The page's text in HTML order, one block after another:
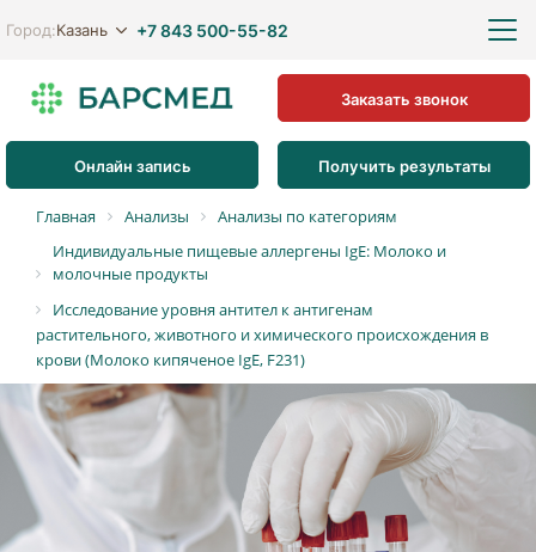
Город:Казань +7 843 500-55-82
Онлайн запись Получить результаты
Заказать звонок
Главная Анализы
Анализы по категориям
Индивидуальные пищевые аллергены IgE: Молоко и
молочные продукты
Исследование уровня антител к антигенам
растительного, животного и химического происхождения в
крови (Молоко кипяченое IgE, F231)